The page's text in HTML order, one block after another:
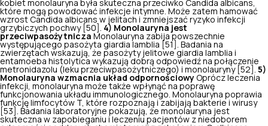
kobiet monolauryna była skuteczna przeciwko Candida albicans,
które mogą powodować infekcje intymne. Może zatem hamować
wzrost Candida albicans w jelitach i zmniejszać ryzyko infekcji
grzybiczych pochwy [50]. 4) Monolauryna jest
przeciwpasożytnicza Monolauryna zabija powszechnie
występującego pasożyta giardia lamblia [51]. Badania na
zwierzętach wskazują, że pasożyty jelitowe giardia lamblia i
entamoeba histolytica wykazują dobrą odpowiedź na połączenie
metronidazolu (leku przeciwpasożytniczego) i monolauryny [52]. 5)
Monolauryna wzmacnia układ odpornościowy Oprócz leczenia
infekcji, monolauryna może także wpłynąć na poprawę
funkcjonowania układu immunologicznego. Monolauryna poprawia
funkcję limfocytów T, które rozpoznają i zabijają bakterie i wirusy
[53]. Badania laboratoryjne pokazują, że monolauryna jest
skuteczna w zapobieganiu i leczeniu pacjentów z niedoborem